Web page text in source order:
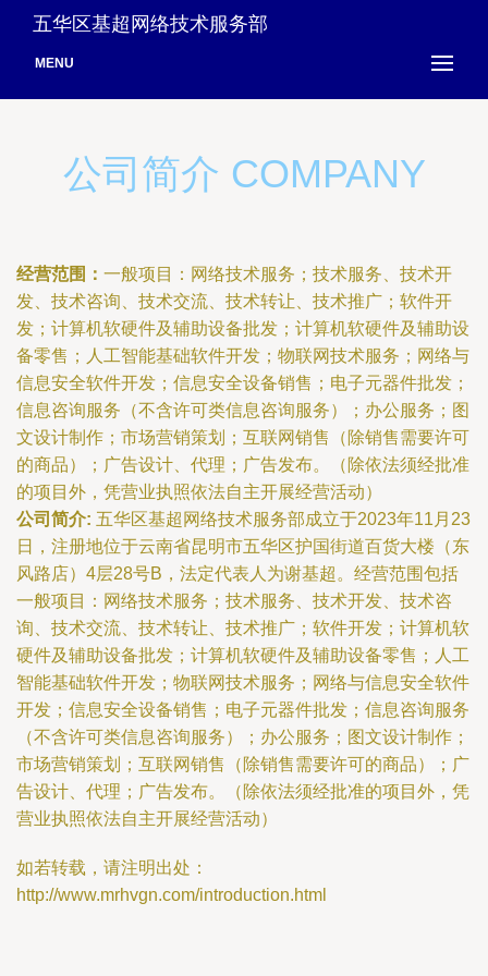
五华区基超网络技术服务部
MENU
公司简介 COMPANY
经营范围： 一般项目：网络技术服务；技术服务、技术开
发、技术咨询、技术交流、技术转让、技术推广；软件开
发；计算机软硬件及辅助设备批发；计算机软硬件及辅助设
备零售；人工智能基础软件开发；物联网技术服务；网络与
信息安全软件开发；信息安全设备销售；电子元器件批发；
信息咨询服务（不含许可类信息咨询服务）；办公服务；图
文设计制作；市场营销策划；互联网销售（除销售需要许可
的商品）；广告设计、代理；广告发布。（除依法须经批准
的项目外，凭营业执照依法自主开展经营活动）
公司简介: 五华区基超网络技术服务部成立于2023年11月23
日，注册地位于云南省昆明市五华区护国街道百货大楼（东
风路店）4层28号B，法定代表人为谢基超。经营范围包括
一般项目：网络技术服务；技术服务、技术开发、技术咨
询、技术交流、技术转让、技术推广；软件开发；计算机软
硬件及辅助设备批发；计算机软硬件及辅助设备零售；人工
智能基础软件开发；物联网技术服务；网络与信息安全软件
开发；信息安全设备销售；电子元器件批发；信息咨询服务
（不含许可类信息咨询服务）；办公服务；图文设计制作；
市场营销策划；互联网销售（除销售需要许可的商品）；广
告设计、代理；广告发布。（除依法须经批准的项目外，凭
营业执照依法自主开展经营活动）
如若转载，请注明出处：
http://www.mrhvgn.com/introduction.html